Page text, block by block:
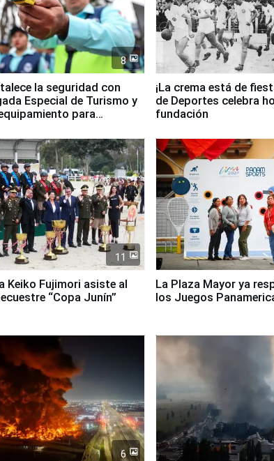
8
la seguridad con
Especial de Turismo y
para
¡La crema está de
de Deportes celebra
fundación
11
Keiko Fujimori asiste al
“Copa Junín”
La Plaza Mayor ya
los Juegos
6